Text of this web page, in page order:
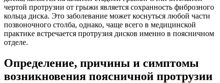
чертой протрузии от грыжи является сохранность фиброзного
кольца диска. Это заболевание может коснуться любой части
позвоночного столба, однако, чаще всего в медицинской
практике встречается протрузия дисков именно в поясничном
отделе.
Определение, причины и симптомы
возникновения поясничной протрузии